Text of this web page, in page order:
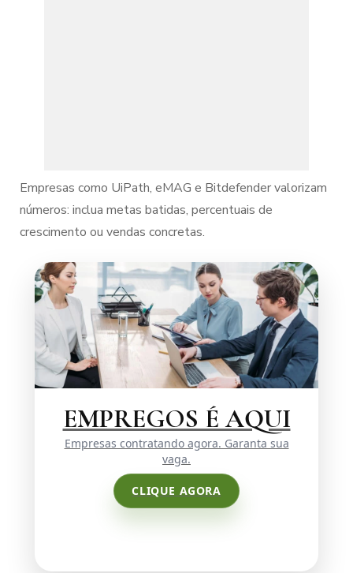
Empresas como UiPath, eMAG e Bitdefender valorizam
números: inclua metas batidas, percentuais de
crescimento ou vendas concretas.
EMPREGOS É AQUI
Empresas contratando agora. Garanta sua
vaga.
CLIQUE AGORA